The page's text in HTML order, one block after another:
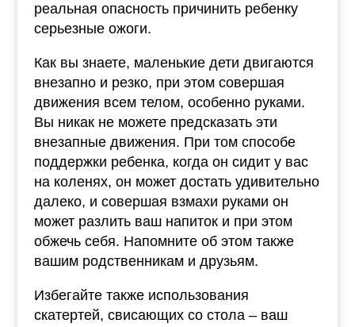
реальная опасность причинить ребенку
серьезные ожоги.
Как вы знаете, маленькие дети двигаются
внезапно и резко, при этом совершая
движения всем телом, особенно руками.
Вы никак не можете предсказать эти
внезапные движения. При том способе
поддержки ребенка, когда он сидит у вас
на коленях, он может достать удивительно
далеко, и совершая взмахи руками он
может разлить ваш напиток и при этом
обжечь себя. Напомните об этом также
вашим родственникам и друзьям.
Избегайте также использования
скатертей, свисающих со стола – ваш